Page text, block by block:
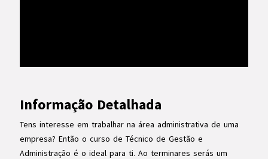
Informação Detalhada
Tens interesse em trabalhar na área administrativa de uma
empresa? Então o curso de Técnico de Gestão e
Administração é o ideal para ti. Ao terminares serás um